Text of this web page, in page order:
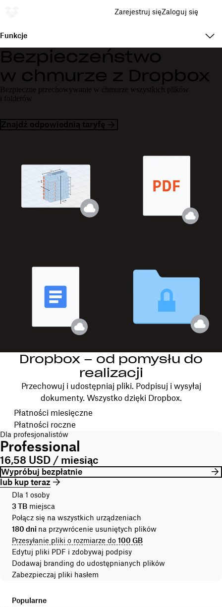
Zarejestruj sięZaloguj się
Funkcje
Bezpieczeństwo
w chmurze z Dropbox
Bezpieczne przechowywanie w chmurze wszystkich plików
i folderów
Znajdź odpowiednią taryfę
Dropbox – od pomysłu do
realizacji
Przechowuj i udostępniaj pliki. Podpisuj i wysyłaj
dokumenty. Wszystko dzięki Dropbox.
Wybierz cykl rozliczeniowy
Płatności miesięczne
Płatności roczne
Dla profesjonalistów
Professional
16,58 USD / miesiąc
Wypróbuj bezpłatnie
lub kup teraz
Dla 1 osoby
3 TB miejsca
Połącz się na wszystkich urządzeniach
180 dni na przywrócenie usuniętych plików
Przesyłanie pliki o rozmiarze do 100 GB
Edytuj pliki PDF i zdobywaj podpisy
Dodawaj branding do udostępnianych plików
Zabezpieczaj pliki hasłem
Popularne